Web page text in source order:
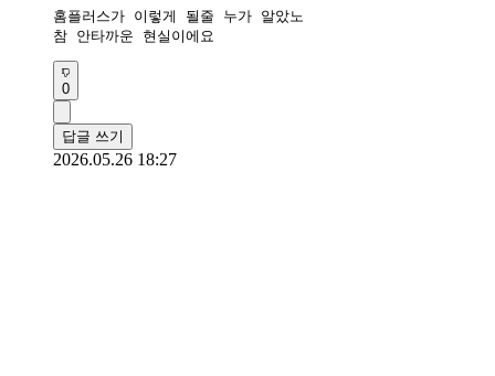
홈플러스가 이렇게 될줄 누가 알았노
참 안타까운 현실이에요
0
답글 쓰기
2026.05.26 18:27